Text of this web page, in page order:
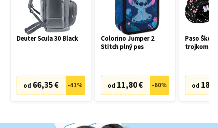
Deuter Scula 30 Black
od 66,35 € -41%
Colorino Jumper 2
Stitch plný pes
od 11,80 € -60%
Paso
od